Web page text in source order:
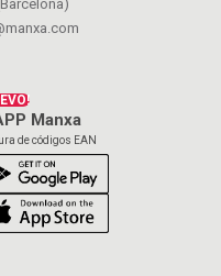
Manxa
de códigos EAN